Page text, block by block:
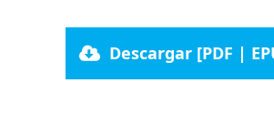
Descargar [PDF |